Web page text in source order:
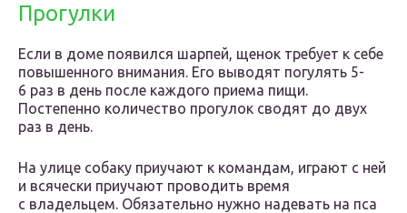
Прогулки
Если в доме появился шарпей, щенок требует к себе
повышенного внимания. Его выводят погулять 5-
6 раз в день после каждого приема пищи.
Постепенно количество прогулок сводят до двух
раз в день.
На улице собаку приучают к командам, играют с ней
и всячески приучают проводить время
с владельцем. Обязательно нужно надевать на пса